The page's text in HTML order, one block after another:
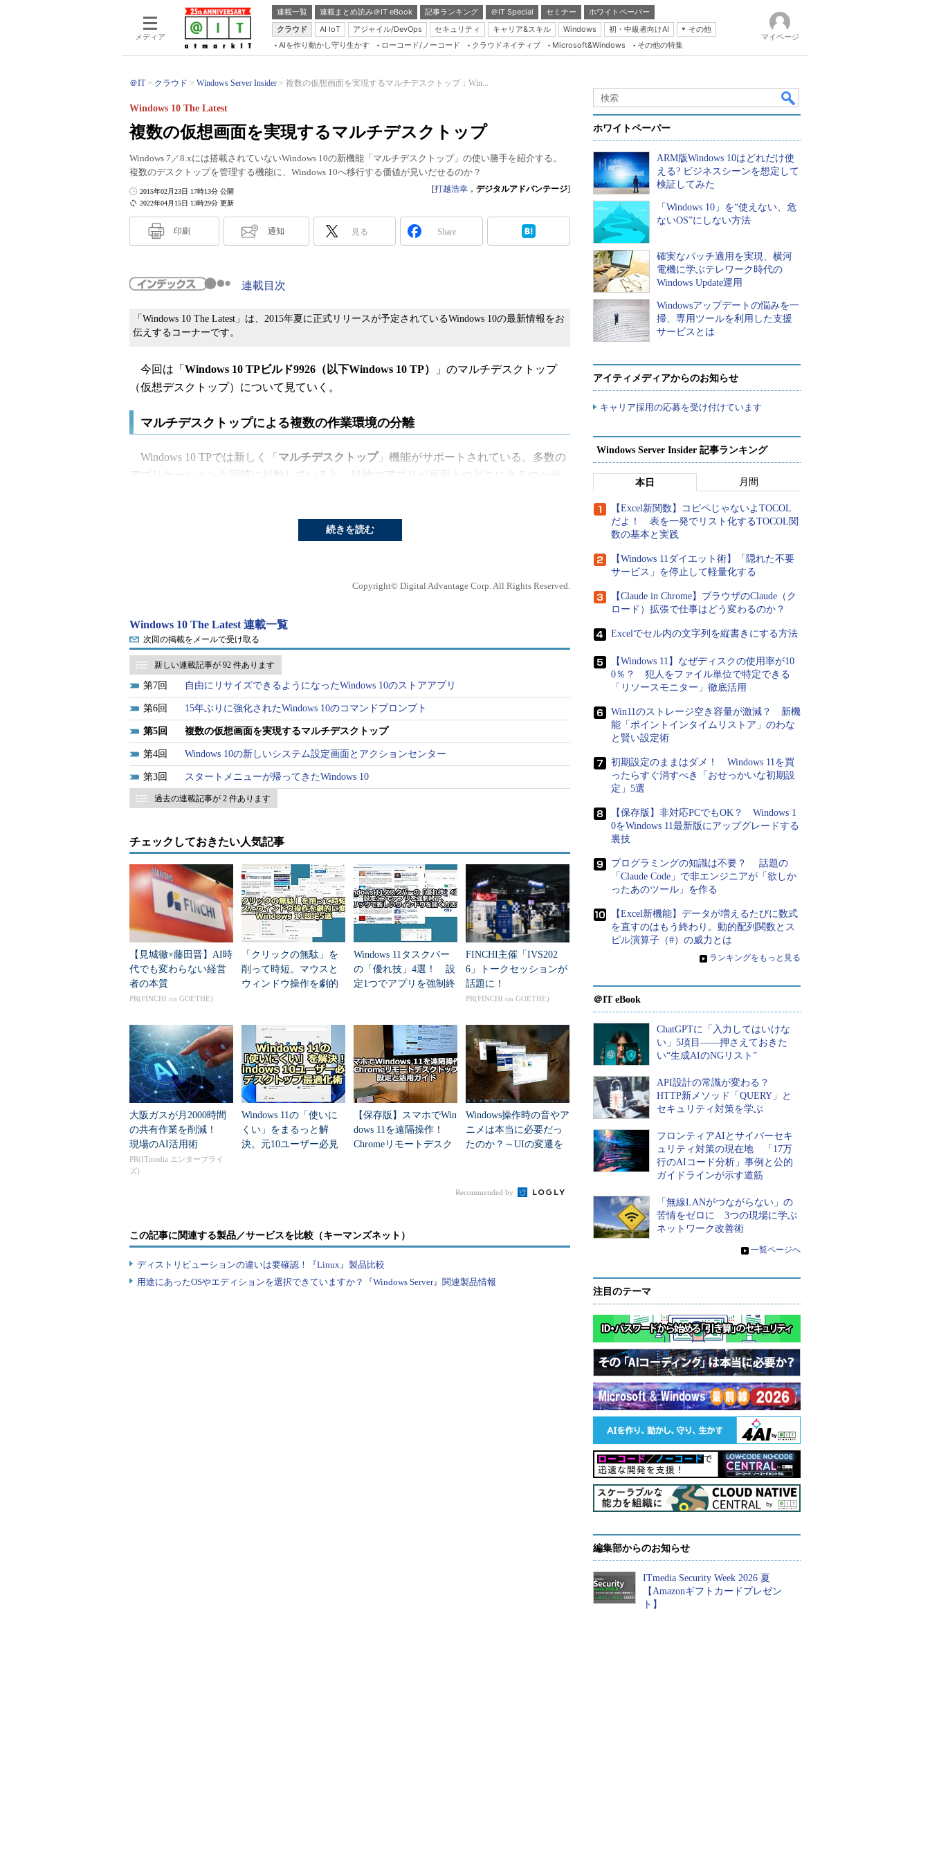
メディア
連載一覧 連載まとめ読み＠IT eBook 記事ランキング ＠IT Special セミナー
ホワイトペーパー
クラウド
AI IoT アジャイル/DevOps セキュリティ キャリア&スキル Windows 初・中級者向けAI
その他
Server & Storage
Database Expert
Linux ＆ OSS
Master of IP Network
Security & Trust
AIを作り動かし守り生かす ローコード/ノーコード クラウドネイティブ Microsoft&Windows その他の特集
マイページ
＠IT クラウド Windows Server Insider 複数の仮想画面を実現するマルチデスクトップ：Win...
複数の仮想画面を実現するマルチデスクトップ
Windows 10 The Latest
Windows 7／8.xには搭載されていないWindows 10の新機能「マルチデスクトップ」の使い勝手を紹介する。
複数のデスクトップを管理する機能に、Windows 10へ移行する価値が見いだせるのか？
2022年04月15日 13時29分 更新
2015年02月23日 17時13分 公開 [打越浩幸 ， デジタルアドバンテージ]
印刷 通知 見る Share
連載目次
「Windows 10 The Latest」は、2015年夏に正式リリースが予定されているWindows 10の最新情報をお
伝えするコーナーです。
今回は「 Windows 10 TPビルド9926（以下Windows 10 TP）
」のマルチデスクトップ
（仮想デスクトップ）について見ていく。
マルチデスクトップによる複数の作業環境の分離
Windows 10 TPでは新しく「 マルチデスクトップ」機能がサポートされている。多数の
アプリケーションを同時に起動していると、目的のアプリが画面上のどこにあるのかが
事用、デスクトップ2は別件の急ぎの仕事用、デスクトップ3はWeb閲覧用、などと使い分
Windows 10 TPのマルチデスクトップサポート
Windows 10では（やっと）OSの標準機能として、仮想デスクトップ機能が用意された。多数のアプリケーショ
ンを開いて、同時にいくつかの仕事を並行して進めるような場合に役立ちそうだ。あまり高機能ではないが、
その分使い方は難しくない。
一口にマルチデスクトップといっても、その機能にはさまざまだ。しかし、Windows
10 TPのマルチデスクトップの機能はかなり限定的である。その分、かえって初めてのユ
このマルチデスクトップで実現しているのは、仮想的なデスクトップ画面（やそれに
関する設定）の切り替えというよりは、実行中のアプリケーションをグループ化して
（まとめて）切り替える機能である。環境や設定が完全にデスクトップごとに隔離され
ているわけではない。
デスクトップ画面（デザインや背景ビットマップなど）やその上に置いてあるショー
トカット、ファイル、フォルダー、そしてタスクバー（実行中のアプリケーションの一
覧情報）や通知領域、スタートメニューなどは全てのデスクトップ間で共有されてお
ない。例えばファイルをコピーしたければ、切り取りと貼り付け（［Ctrl］＋［C］と
［Ctrl］＋［V］）を組み合わせるか、同じデスクトップ内でエクスプローラーを起動し
て作業する、といった操作が必要である。
続きを読む
Copyright© Digital Advantage Corp. All Rights Reserved.
Windows 10 The Latest 連載一覧
次回の掲載をメールで受け取る
新しい連載記事が 92 件あります
7 自由にリサイズできるようになったWindows 10のストアアプリ
6 15年ぶりに強化されたWindows 10のコマンドプロンプト
5 複数の仮想画面を実現するマルチデスクトップ
4 Windows 10の新しいシステム設定画面とアクションセンター
3 スタートメニューが帰ってきたWindows 10
過去の連載記事が 2 件あります
チェックしておきたい人気記事
【見城徹×藤田晋】AI時
代でも変わらない経営
者の本質
PR(FINCHI on GOETHE)
「クリックの無駄」を
削って時短。マウスと
ウィンドウ操作を劇的
Windows 11タスクバー
の「優れ技」4選！ 設
定1つでアプリを強制終
など
FINCHI主催「IVS202
6」トークセッションが
話題に！
PR(FINCHI on GOETHE)
大阪ガスが月2000時間
の共有作業を削減！
現場のAI活用術
PR(ITmedia エンタープライ
ズ)
Windows 11の「使いに
くい」をまるっと解
決。元10ユーザー必見
【保存版】スマホでWin
dows 11を遠隔操作！
Chromeリモートデスク
Windows操作時の音やア
ニメは本当に必要だっ
たのか？～UIの変遷を
Recommended by
この記事に関連する製品／サービスを比較（キーマンズネット）
ディストリビューションの違いは要確認！『Linux』製品比較
用途にあったOSやエディションを選択できていますか？『Windows Server』関連製品情報
ホワイトペーパー
ARM版Windows 10はどれだけ使
える? ビジネスシーンを想定して
検証してみた
「Windows 10」を“使えない、危
ないOS”にしない方法
確実なパッチ適用を実現、横河
電機に学ぶテレワーク時代の
Windows Update運用
Windowsアップデートの悩みを一
掃、専用ツールを利用した支援
サービスとは
アイティメディアからのお知らせ
キャリア採用の応募を受け付けています
Windows Server Insider 記事ランキング
本日 月間
【Excel新関数】コピペじゃないよTOCOL
だよ！ 表を一発でリスト化するTOCOL関
数の基本と実践
【Windows 11ダイエット術】「隠れた不要
サービス」を停止して軽量化する
【Claude in Chrome】ブラウザのClaude（ク
ロード）拡張で仕事はどう変わるのか？
Excelでセル内の文字列を縦書きにする方法
【Windows 11】なぜディスクの使用率が10
0％？ 犯人をファイル単位で特定できる
「リソースモニター」徹底活用
Win11のストレージ空き容量が激減？ 新機
能「ポイントインタイムリストア」のわな
と賢い設定術
初期設定のままはダメ！ Windows 11を買
ったらすぐ消すべき「おせっかいな初期設
定」5選
【保存版】非対応PCでもOK？ Windows 1
0をWindows 11最新版にアップグレードする
裏技
プログラミングの知識は不要？ 話題の
「Claude Code」で非エンジニアが「欲しか
ったあのツール」を作る
【Excel新機能】データが増えるたびに数式
を直すのはもう終わり。動的配列関数とス
ピル演算子（#）の威力とは
» ランキングをもっと見る
＠IT eBook
ChatGPTに「入力してはいけな
い」5項目――押さえておきた
い“生成AIのNGリスト”
API設計の常識が変わる？
HTTP新メソッド「QUERY」と
セキュリティ対策を学ぶ
フロンティアAIとサイバーセキ
ュリティ対策の現在地 「17万
行のAIコード分析」事例と公的
ガイドラインが示す道筋
「無線LANがつながらない」の
苦情をゼロに 3つの現場に学ぶ
ネットワーク改善術
» 一覧ページへ
注目のテーマ
編集部からのお知らせ
ITmedia Security Week 2026 夏
【Amazonギフトカードプレゼン
ト】